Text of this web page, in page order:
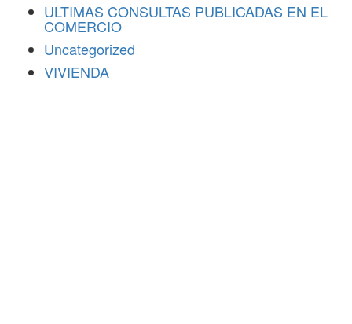
ULTIMAS CONSULTAS PUBLICADAS EN EL
COMERCIO
Uncategorized
VIVIENDA